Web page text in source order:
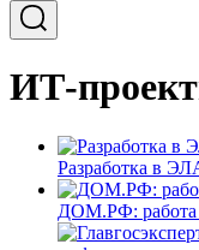
ИТ-
Разработка в
ДОМ.РФ: работа